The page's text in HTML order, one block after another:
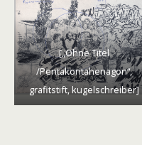
[„Ohne Titel
/Pentakontahenagon“,
grafitstift, kugelschreiber]